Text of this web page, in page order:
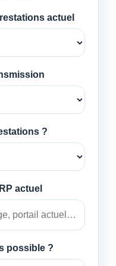
actuel
?
actuel
possible ?